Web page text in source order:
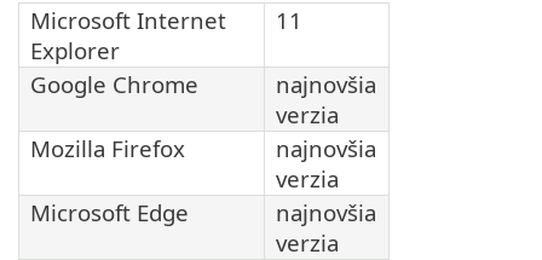
Microsoft Internet
Explorer
11
Google Chrome
najnovšia
verzia
Mozilla Firefox
najnovšia
verzia
Microsoft Edge
najnovšia
verzia